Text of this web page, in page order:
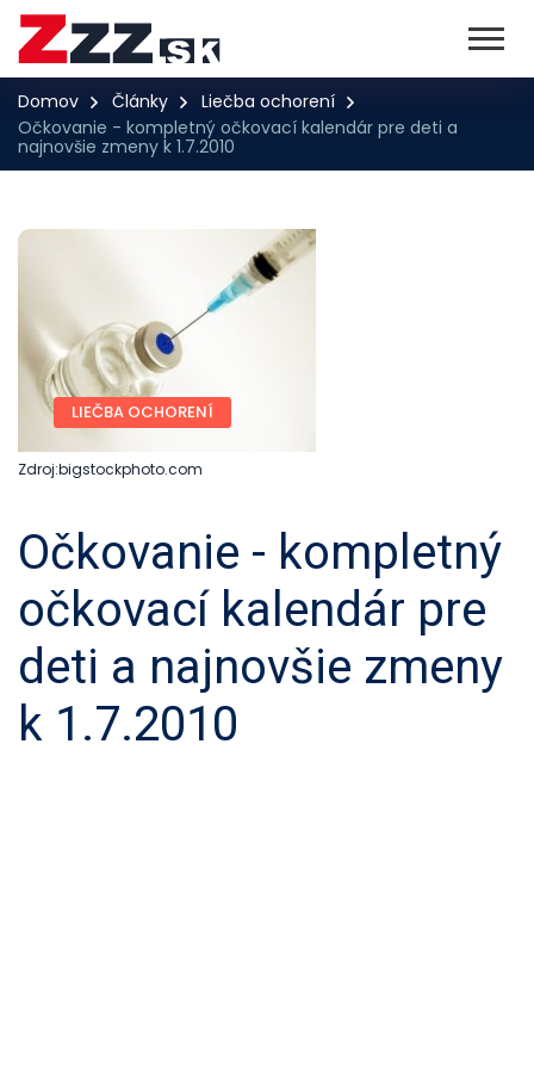
Domov Články
Liečba ochorení
Očkovanie - kompletný očkovací kalendár pre deti a
najnovšie zmeny k 1.7.2010
LIEČBA OCHORENÍ
Zdroj:bigstockphoto.com
Očkovanie - kompletný
očkovací kalendár pre
deti a najnovšie zmeny
k 1.7.2010